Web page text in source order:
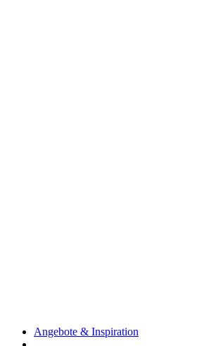
Angebote & Inspiration